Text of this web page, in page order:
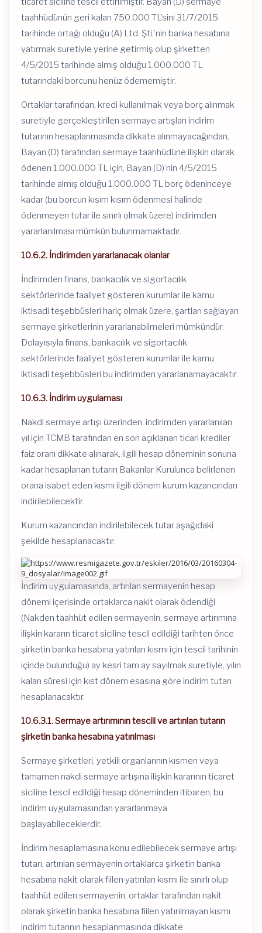
taahhüdünün geri kalan 750.000 TL’sini 31/7/2015
tarihinde ortağı olduğu (A) Ltd. Şti.’nin banka hesabına
yatırmak suretiyle yerine getirmiş olup şirketten
4/5/2015 tarihinde almış olduğu 1.000.000 TL
tutarındaki borcunu henüz ödememiştir.
Ortaklar tarafından, kredi kullanılmak veya borç alınmak
suretiyle gerçekleştirilen sermaye artışları indirim
tutarının hesaplanmasında dikkate alınmayacağından,
Bayan (D) tarafından sermaye taahhüdüne ilişkin olarak
ödenen 1.000.000 TL için, Bayan (D)’nin 4/5/2015
tarihinde almış olduğu 1.000.000 TL borç ödeninceye
kadar (bu borcun kısım kısım ödenmesi halinde
ödenmeyen tutar ile sınırlı olmak üzere) indirimden
yararlanılması mümkün bulunmamaktadır.
10.6.2. İndirimden yararlanacak olanlar
İndirimden finans, bankacılık ve sigortacılık
sektörlerinde faaliyet gösteren kurumlar ile kamu
iktisadi teşebbüsleri hariç olmak üzere, şartları sağlayan
sermaye şirketlerinin yararlanabilmeleri mümkündür.
Dolayısıyla finans, bankacılık ve sigortacılık
sektörlerinde faaliyet gösteren kurumlar ile kamu
iktisadi teşebbüsleri bu indirimden yararlanamayacaktır.
10.6.3. İndirim uygulaması
Nakdi sermaye artışı üzerinden, indirimden yararlanılan
yıl için TCMB tarafından en son açıklanan ticari krediler
faiz oranı dikkate alınarak, ilgili hesap döneminin sonuna
kadar hesaplanan tutarın Bakanlar Kurulunca belirlenen
orana isabet eden kısmı ilgili dönem kurum kazancından
indirilebilecektir.
Kurum kazancından indirilebilecek tutar aşağıdaki
şekilde hesaplanacaktır:
İndirim uygulamasında, artırılan sermayenin hesap
dönemi içerisinde ortaklarca nakit olarak ödendiği
(Nakden taahhüt edilen sermayenin, sermaye artırımına
ilişkin kararın ticaret siciline tescil edildiği tarihten önce
şirketin banka hesabına yatırılan kısmı için tescil tarihinin
içinde bulunduğu) ay kesri tam ay sayılmak suretiyle, yılın
kalan süresi için kıst dönem esasına göre indirim tutarı
hesaplanacaktır.
10.6.3.1. Sermaye artırımının tescili ve artırılan tutarın
şirketin banka hesabına yatırılması
Sermaye şirketleri, yetkili organlarının kısmen veya
tamamen nakdi sermaye artışına ilişkin kararının ticaret
siciline tescil edildiği hesap döneminden itibaren, bu
indirim uygulamasından yararlanmaya
başlayabileceklerdir.
İndirim hesaplamasına konu edilebilecek sermaye artışı
tutarı, artırılan sermayenin ortaklarca şirketin banka
hesabına nakit olarak fiilen yatırılan kısmı ile sınırlı olup
taahhüt edilen sermayenin, ortaklar tarafından nakit
olarak şirketin banka hesabına fiilen yatırılmayan kısmı
indirim tutarının hesaplanmasında dikkate